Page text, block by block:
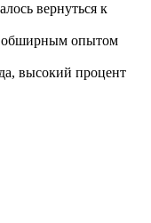
вернуться к
обширным опытом
высокий процент